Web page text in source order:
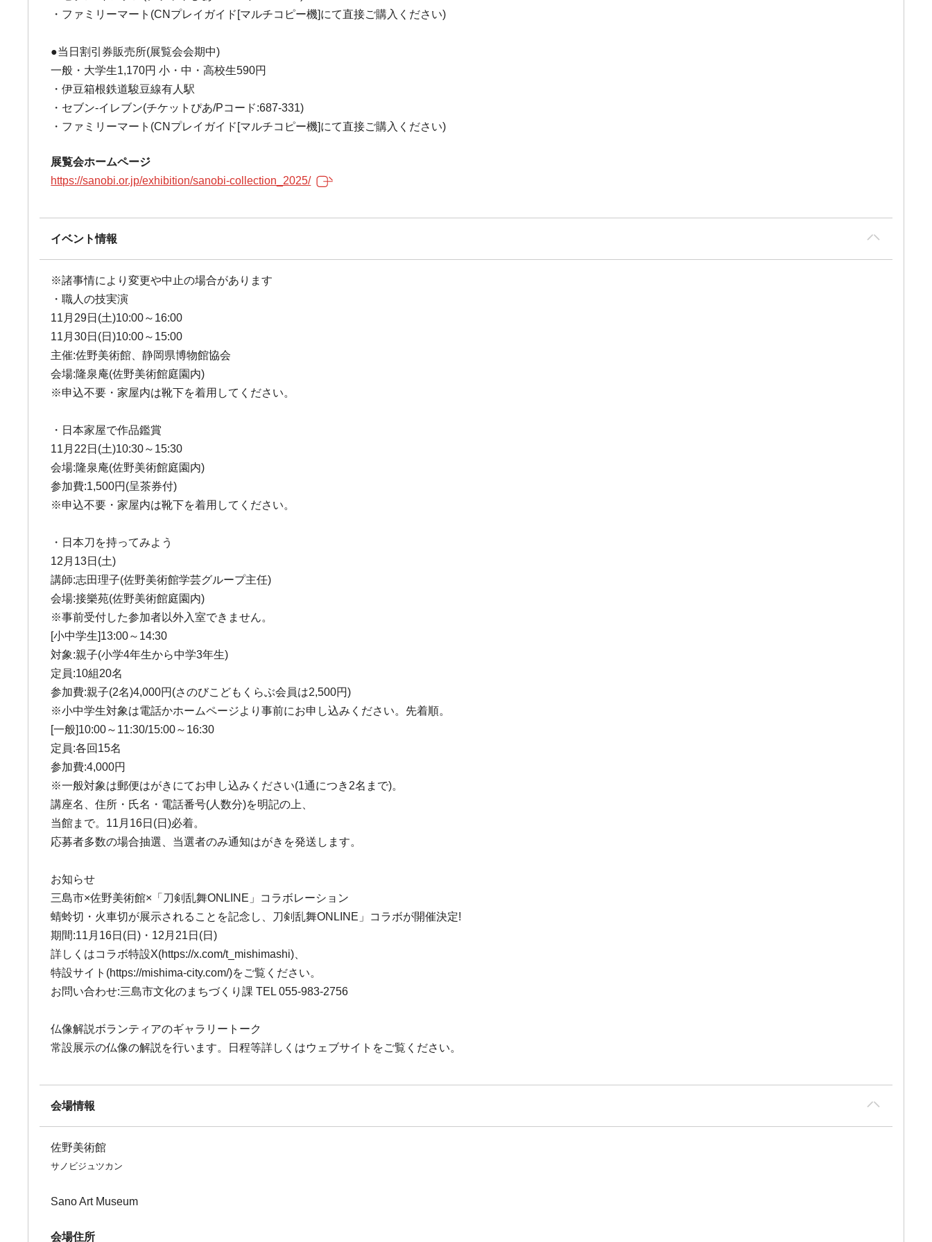
・ファミリーマート(CNプレイガイド[マルチコピー機]にて直接ご購入ください)
●当日割引券販売所(展覧会会期中)
一般・大学生1,170円 小・中・高校生590円
・伊豆箱根鉄道駿豆線有人駅
・セブン-イレブン(チケットぴあ/Pコード:687-331)
・ファミリーマート(CNプレイガイド[マルチコピー機]にて直接ご購入ください)
展覧会ホームページ
https://sanobi.or.jp/exhibition/sanobi-collection_2025/
イベント情報
※諸事情により変更や中止の場合があります
・職人の技実演
11月29日(土)10:00～16:00
11月30日(日)10:00～15:00
主催:佐野美術館、静岡県博物館協会
会場:隆泉庵(佐野美術館庭園内)
※申込不要・家屋内は靴下を着用してください。
・日本家屋で作品鑑賞
11月22日(土)10:30～15:30
会場:隆泉庵(佐野美術館庭園内)
参加費:1,500円(呈茶券付)
※申込不要・家屋内は靴下を着用してください。
・日本刀を持ってみよう
12月13日(土)
講師:志田理子(佐野美術館学芸グループ主任)
会場:接樂苑(佐野美術館庭園内)
※事前受付した参加者以外入室できません。
[小中学生]13:00～14:30
対象:親子(小学4年生から中学3年生)
定員:10組20名
参加費:親子(2名)4,000円(さのびこどもくらぶ会員は2,500円)
※小中学生対象は電話かホームページより事前にお申し込みください。先着順。
[一般]10:00～11:30/15:00～16:30
定員:各回15名
参加費:4,000円
※一般対象は郵便はがきにてお申し込みください(1通につき2名まで)。
講座名、住所・氏名・電話番号(人数分)を明記の上、
当館まで。11月16日(日)必着。
応募者多数の場合抽選、当選者のみ通知はがきを発送します。
お知らせ
三島市×佐野美術館×「刀剣乱舞ONLINE」コラボレーション
蜻蛉切・火車切が展示されることを記念し、刀剣乱舞ONLINE」コラボが開催決定!
期間:11月16日(日)・12月21日(日)
詳しくはコラボ特設X(https://x.com/t_mishimashi)、
特設サイト(https://mishima-city.com/)をご覧ください。
お問い合わせ:三島市文化のまちづくり課 TEL 055-983-2756
仏像解説ボランティアのギャラリートーク
常設展示の仏像の解説を行います。日程等詳しくはウェブサイトをご覧ください。
会場情報
佐野美術館
サノビジュツカン
Sano Art Museum
会場住所